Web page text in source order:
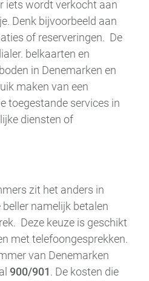
iets wordt verkocht aan
Denk bijvoorbeeld aan
of reserveringen. De
belkaarten en
in Denemarken en
maken van een
toegestande services in
diensten of
zit het anders in
namelijk betalen
Deze keuze is geschikt
met telefoongesprekken.
van Denemarken
900/901. De kosten die